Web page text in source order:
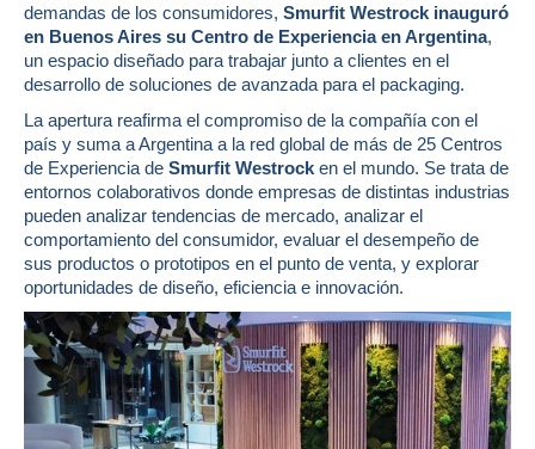
demandas de los consumidores, Smurfit Westrock inauguró
en Buenos Aires su Centro de Experiencia en Argentina,
un espacio diseñado para trabajar junto a clientes en el
desarrollo de soluciones de avanzada para el packaging.
La apertura reafirma el compromiso de la compañía con el
país y suma a Argentina a la red global de más de 25 Centros
de Experiencia de Smurfit Westrock en el mundo. Se trata de
entornos colaborativos donde empresas de distintas industrias
pueden analizar tendencias de mercado, analizar el
comportamiento del consumidor, evaluar el desempeño de
sus productos o prototipos en el punto de venta, y explorar
oportunidades de diseño, eficiencia e innovación.